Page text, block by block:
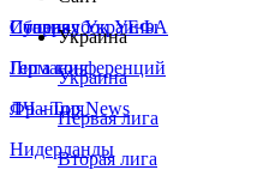
Сборная Украины
Италия
Германия
Франция
Нидерланды
Суперкубок УЕФА
Лига конференций
ЛЧ - Top News
Украина
Украина
Первая лига
Вторая лига